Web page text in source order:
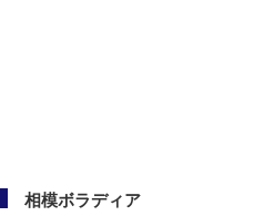
相模ボラディア